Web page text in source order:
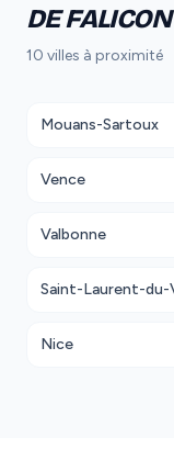
DE FALICON
10 villes à proximité
Mouans-Sartoux
Vence
Valbonne
Saint-Laurent-du-
Nice